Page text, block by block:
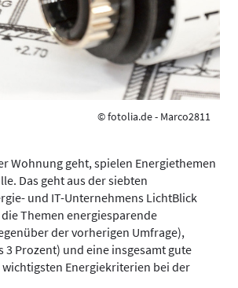
© fotolia.de - Marco2811
Wohnung geht, spielen Energiethemen
Das geht aus der siebten
und IT-Unternehmens LichtBlick
Themen energiesparende
der vorherigen Umfrage),
Prozent) und eine insgesamt gute
Energiekriterien bei der